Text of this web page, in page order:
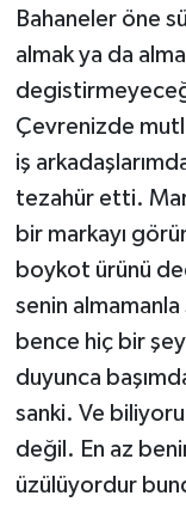
Bahaneler öne
almak ya da
Çevrenizde
iş
tezahür etti.
bir markayı
boykot ürünü
senin almamanla
bence hiç bir
duyunca
sanki. Ve
değil. En az
üzülüyordur